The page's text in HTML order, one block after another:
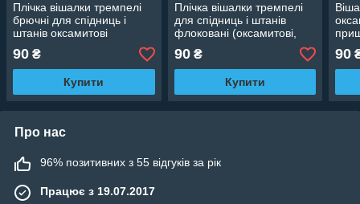
Плічка вішалки тремпелі
брючні для спідниць і
штанів оксамитові
(флоковані) з прищіпками
сині, 33 см
90 ₴
Купити
Плічка вішалки тремпелі
для спідниць і штанів
флоковані (оксамитові,
90₴
Купити
90
Про нас
96% позитивних з 55 відгуків за рік
Працює з 19.07.2017